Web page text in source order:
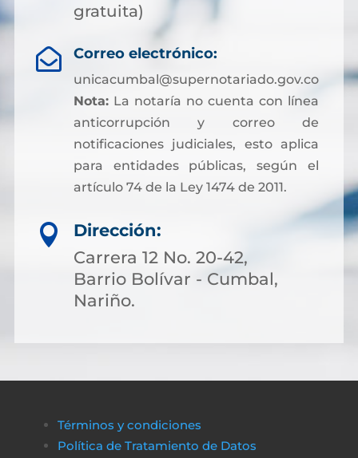
gratuita)
 Correo electrónico:
unicacumbal@supernotariado.gov.co
Nota:La notaría no cuenta con línea
anticorrupción y correo de
notificaciones judiciales, esto aplica
para entidades públicas, según el
artículo 74 de la Ley 1474 de 2011.

Dirección:
Carrera 12 No. 20-42,
Barrio Bolívar - Cumbal,
Nariño.
Términos y condiciones
Política de Tratamiento de Datos